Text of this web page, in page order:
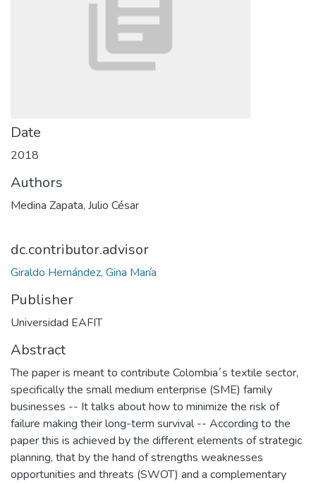
Date
2018
Authors
Medina Zapata, Julio César
dc.contributor.advisor
Giraldo Hernández, Gina María
Publisher
Universidad EAFIT
Abstract
The paper is meant to contribute Colombia´s textile sector,
specifically the small medium enterprise (SME) family
businesses -- It talks about how to minimize the risk of
failure making their long-term survival -- According to the
paper this is achieved by the different elements of strategic
planning, that by the hand of strengths weaknesses
opportunities and threats (SWOT) and a complementary